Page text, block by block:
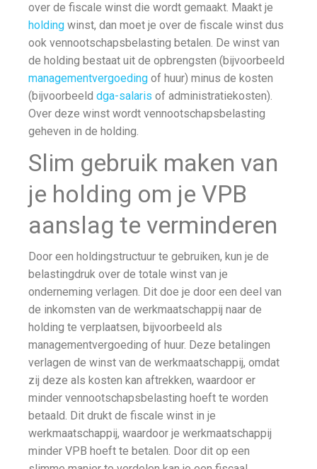
over de fiscale winst die wordt gemaakt. Maakt je
holding winst, dan moet je over de fiscale winst dus
ook vennootschapsbelasting betalen. De winst van
de holding bestaat uit de opbrengsten (bijvoorbeeld
managementvergoeding of huur) minus de kosten
(bijvoorbeeld dga-salaris of administratiekosten).
Over deze winst wordt vennootschapsbelasting
geheven in de holding.
Slim gebruik maken van
je holding om je VPB
aanslag te verminderen
Door een holdingstructuur te gebruiken, kun je de
belastingdruk over de totale winst van je
onderneming verlagen. Dit doe je door een deel van
de inkomsten van de werkmaatschappij naar de
holding te verplaatsen, bijvoorbeeld als
managementvergoeding of huur. Deze betalingen
verlagen de winst van de werkmaatschappij, omdat
zij deze als kosten kan aftrekken, waardoor er
minder vennootschapsbelasting hoeft te worden
betaald. Dit drukt de fiscale winst in je
werkmaatschappij, waardoor je werkmaatschappij
minder VPB hoeft te betalen. Door dit op een